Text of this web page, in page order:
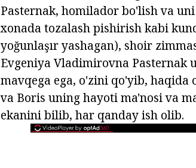
Pasternak, homilador bo'lish va
xonada tozalash pishirish kabi
yoğunlaşır yashagan), shoir
Evgeniya Vladimirovna Pasternak
mavqega ega, o'zini qo'yib, haqida
va Boris uning hayoti ma'nosi va
ekanini bilib, har qanday ish olib.